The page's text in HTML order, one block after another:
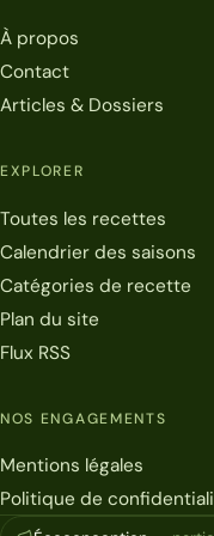
À propos
Contact
Articles & Dossiers
EXPLORER
Toutes les recettes
Calendrier des saisons
Catégories de recette
Plan du site
Flux RSS
NOS ENGAGEMENTS
Mentions légales
Politique de